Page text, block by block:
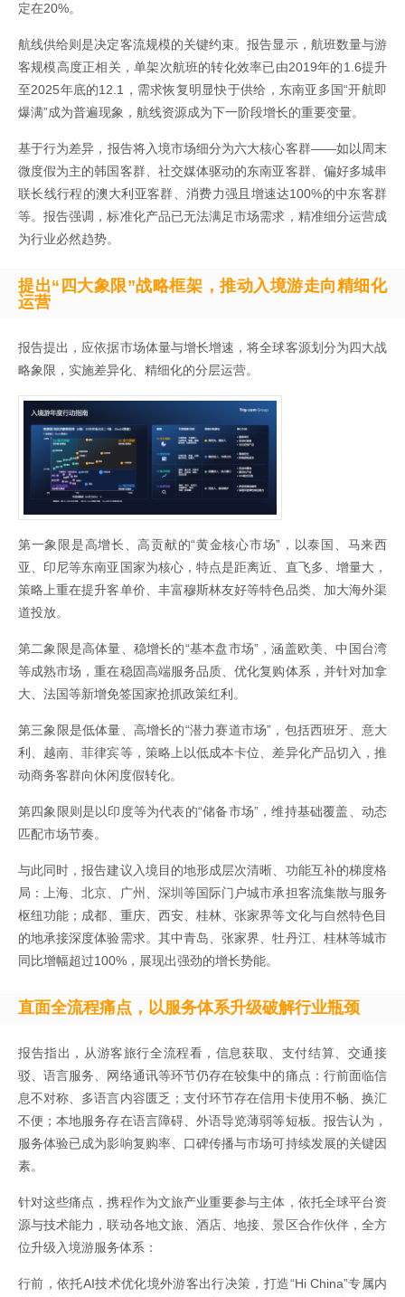
定在20%。
航线供给则是决定客流规模的关键约束。报告显示，航班数量与游
客规模高度正相关，单架次航班的转化效率已由2019年的1.6提升
至2025年底的12.1，需求恢复明显快于供给，东南亚多国“开航即
爆满”成为普遍现象，航线资源成为下一阶段增长的重要变量。
基于行为差异，报告将入境市场细分为六大核心客群——如以周末
微度假为主的韩国客群、社交媒体驱动的东南亚客群、偏好多城串
联长线行程的澳大利亚客群、消费力强且增速达100%的中东客群
等。报告强调，标准化产品已无法满足市场需求，精准细分运营成
为行业必然趋势。
提出“四大象限”战略框架，推动入境游走向精细化
运营
报告提出，应依据市场体量与增长增速，将全球客源划分为四大战
略象限，实施差异化、精细化的分层运营。
第一象限是高增长、高贡献的“黄金核心市场”，以泰国、马来西
亚、印尼等东南亚国家为核心，特点是距离近、直飞多、增量大，
策略上重在提升客单价、丰富穆斯林友好等特色品类、加大海外渠
道投放。
第二象限是高体量、稳增长的“基本盘市场”，涵盖欧美、中国台湾
等成熟市场，重在稳固高端服务品质、优化复购体系，并针对加拿
大、法国等新增免签国家抢抓政策红利。
第三象限是低体量、高增长的“潜力赛道市场”，包括西班牙、意大
利、越南、菲律宾等，策略上以低成本卡位、差异化产品切入，推
动商务客群向休闲度假转化。
第四象限则是以印度等为代表的“储备市场”，维持基础覆盖、动态
匹配市场节奏。
与此同时，报告建议入境目的地形成层次清晰、功能互补的梯度格
局：上海、北京、广州、深圳等国际门户城市承担客流集散与服务
枢纽功能；成都、重庆、西安、桂林、张家界等文化与自然特色目
的地承接深度体验需求。其中青岛、张家界、牡丹江、桂林等城市
同比增幅超过100%，展现出强劲的增长势能。
直面全流程痛点，以服务体系升级破解行业瓶颈
报告指出，从游客旅行全流程看，信息获取、支付结算、交通接
驳、语言服务、网络通讯等环节仍存在较集中的痛点：行前面临信
息不对称、多语言内容匮乏；支付环节存在信用卡使用不畅、换汇
不便；本地服务存在语言障碍、外语导览薄弱等短板。报告认为，
服务体验已成为影响复购率、口碑传播与市场可持续发展的关键因
素。
针对这些痛点，携程作为文旅产业重要参与主体，依托全球平台资
源与技术能力，联动各地文旅、酒店、地接、景区合作伙伴，全方
位升级入境游服务体系：
行前，依托AI技术优化境外游客出行决策，打造“Hi China”专属内